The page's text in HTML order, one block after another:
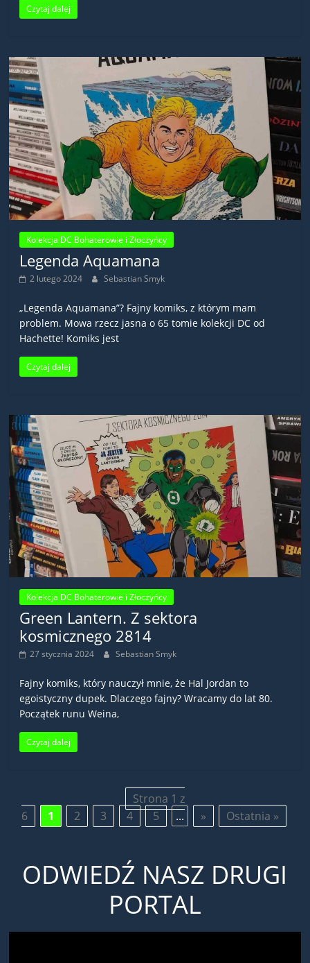
Czytaj dalej
Kolekcja DC Bohaterowie i Złoczyńcy
Legenda Aquamana
2 lutego 2024 Sebastian Smyk
„Legenda Aquamana”? Fajny komiks, z którym mam
problem. Mowa rzecz jasna o 65 tomie kolekcji DC od
Hachette! Komiks jest
Czytaj dalej
Kolekcja DC Bohaterowie i Złoczyńcy
Green Lantern. Z sektora
kosmicznego 2814
27 stycznia 2024 Sebastian Smyk
Fajny komiks, który nauczył mnie, że Hal Jordan to
egoistyczny dupek. Dlaczego fajny? Wracamy do lat 80.
Początek runu Weina,
Czytaj dalej
Strona 1 z
6
1 2 3 4 5 ... » Ostatnia »
ODWIEDŹ NASZ DRUGI
PORTAL